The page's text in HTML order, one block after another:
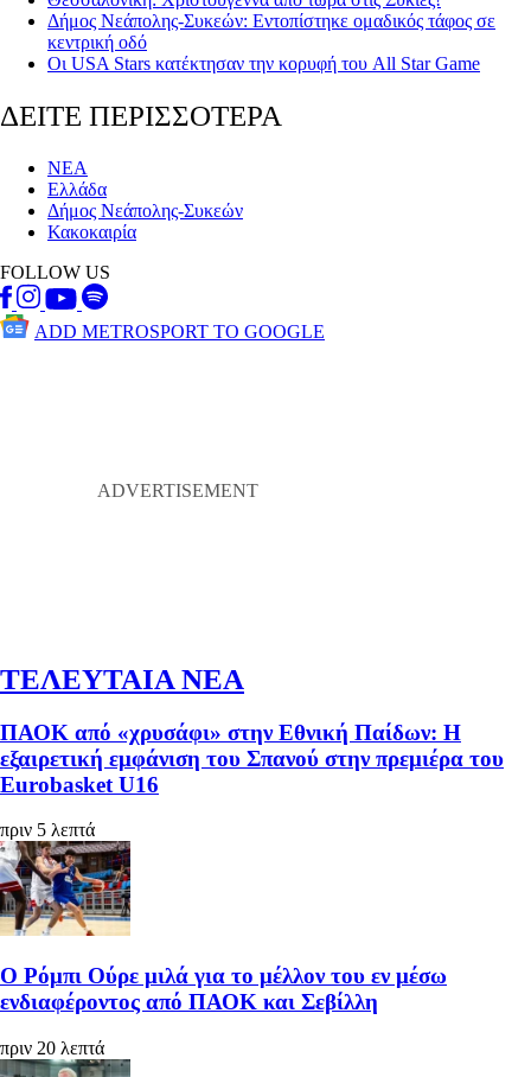
Δήμος Νεάπολης-Συκεών: Εντοπίστηκε ομαδικός τάφος σε
κεντρική οδό
Οι USA Stars κατέκτησαν την κορυφή του All Star Game
ΔΕΙΤΕ ΠΕΡΙΣΣΟΤΕΡΑ
ΝΕΑ
Ελλάδα
Δήμος Νεάπολης-Συκεών
Κακοκαιρία
FOLLOW US
ADD METROSPORT TO GOOGLE
ΤΕΛΕΥΤΑΙΑ ΝΕΑ
ΠΑΟΚ από «χρυσάφι» στην Εθνική Παίδων: Η
εξαιρετική εμφάνιση του Σπανού στην πρεμιέρα του
Eurobasket U16
πριν 5 λεπτά
Ο Ρόμπι Ούρε μιλά για το μέλλον του εν μέσω
ενδιαφέροντος από ΠΑΟΚ και Σεβίλλη
πριν 20 λεπτά